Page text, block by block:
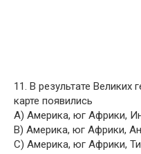
11. В результате Великих
карте появились
A) Америка, юг Африки,
B) Америка, юг Африки,
C) Америка, юг Африки,